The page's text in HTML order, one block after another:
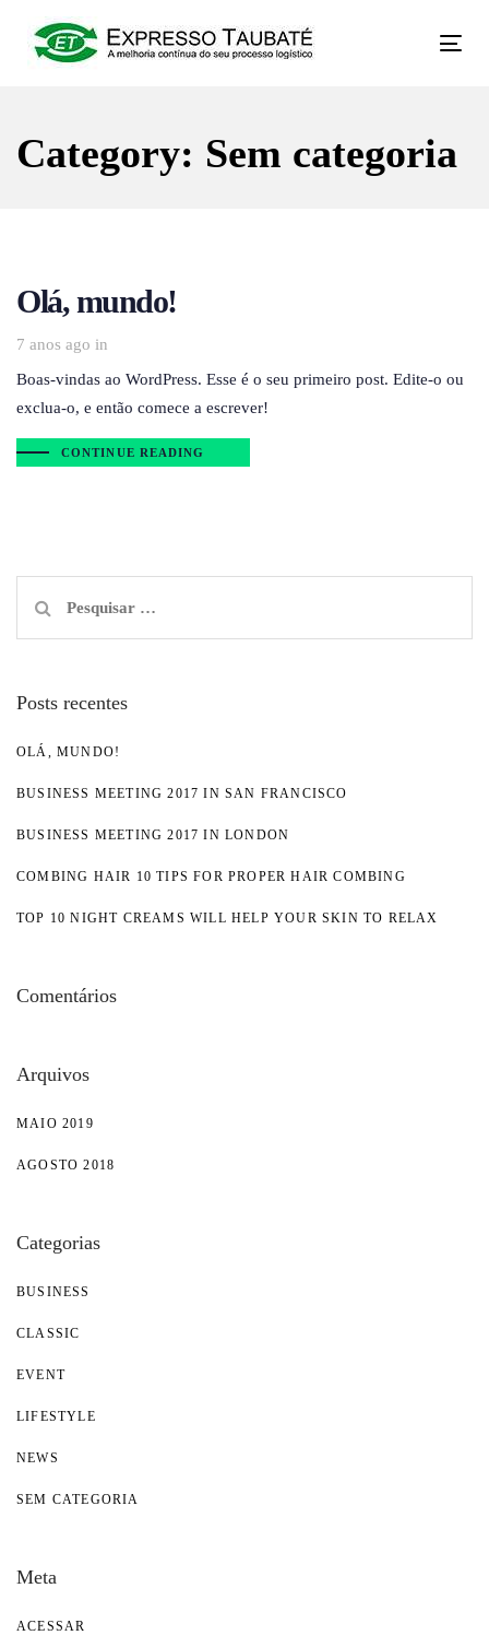
Skip
links
Category: Sem categoria
Olá, mundo!
7 anos ago in
Boas-vindas ao WordPress. Esse é o seu primeiro post. Edite-o ou
exclua-o, e então comece a escrever!
CONTINUE READING
por:
Posts recentes
OLÁ, MUNDO!
BUSINESS MEETING 2017 IN SAN FRANCISCO
BUSINESS MEETING 2017 IN LONDON
COMBING HAIR 10 TIPS FOR PROPER HAIR COMBING
TOP 10 NIGHT CREAMS WILL HELP YOUR SKIN TO RELAX
Comentários
Arquivos
MAIO 2019
AGOSTO 2018
Categorias
BUSINESS
CLASSIC
EVENT
LIFESTYLE
NEWS
SEM CATEGORIA
Meta
ACESSAR